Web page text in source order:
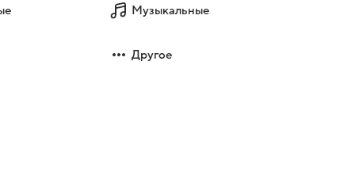
Музыкальные
Другое